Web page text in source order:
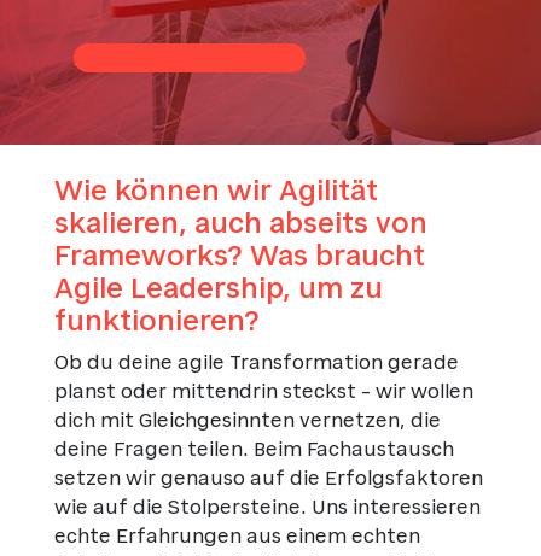
KOSTENFREI ANMELDEN
Wie können wir Agilität
skalieren, auch abseits von
Frameworks? Was braucht
Agile Leadership, um zu
funktionieren?
Ob du deine agile Transformation gerade
planst oder mittendrin steckst – wir wollen
dich mit Gleichgesinnten vernetzen, die
deine Fragen teilen. Beim Fachaustausch
setzen wir genauso auf die Erfolgsfaktoren
wie auf die Stolpersteine. Uns interessieren
echte Erfahrungen aus einem echten